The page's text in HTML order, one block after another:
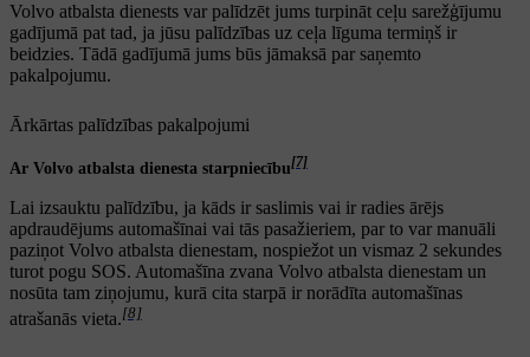
Volvo atbalsta dienests var palīdzēt jums turpināt ceļu sarežģījumu
gadījumā pat tad, ja jūsu palīdzības uz ceļa līguma termiņš ir
beidzies. Tādā gadījumā jums būs jāmaksā par saņemto
pakalpojumu.
Ārkārtas palīdzības pakalpojumi
Ar Volvo atbalsta dienesta starpniecību[7]
Lai izsauktu palīdzību, ja kāds ir saslimis vai ir radies ārējs
apdraudējums automašīnai vai tās pasažieriem, par to var manuāli
paziņot Volvo atbalsta dienestam, nospiežot un vismaz 2 sekundes
turot pogu SOS. Automašīna zvana Volvo atbalsta dienestam un
nosūta tam ziņojumu, kurā cita starpā ir norādīta automašīnas
atrašanās vieta.[8]